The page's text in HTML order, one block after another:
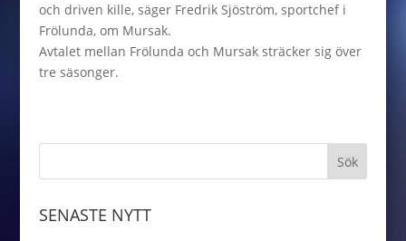
och driven kille, säger Fredrik Sjöström, sportchef i
Frölunda, om Mursak.
Avtalet mellan Frölunda och Mursak sträcker sig över
tre säsonger.
SENASTE NYTT